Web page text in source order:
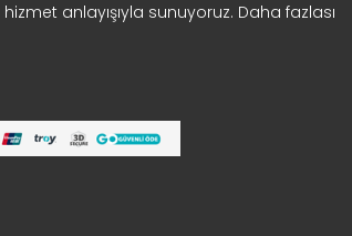
anlayışıyla sunuyoruz. Daha fazlası